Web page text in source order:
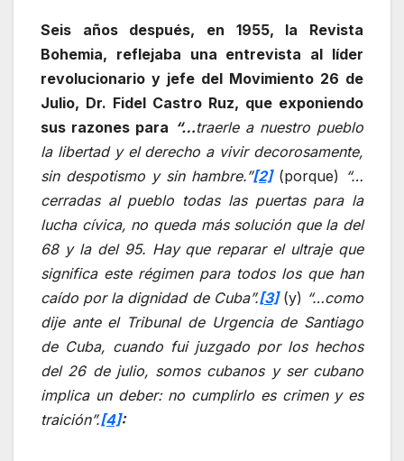
Seis años después, en 1955, la Revista
Bohemia, reflejaba una entrevista al líder
revolucionario y jefe del Movimiento 26 de
Julio, Dr. Fidel Castro Ruz, que exponiendo
sus razones para “…traerle a nuestro pueblo
la libertad y el derecho a vivir decorosamente,
sin despotismo y sin hambre.”[2] (porque) “…
cerradas al pueblo todas las puertas para la
lucha cívica, no queda más solución que la del
68 y la del 95. Hay que reparar el ultraje que
significa este régimen para todos los que han
caído por la dignidad de Cuba”.[3] (y) “…como
dije ante el Tribunal de Urgencia de Santiago
de Cuba, cuando fui juzgado por los hechos
del 26 de julio, somos cubanos y ser cubano
implica un deber: no cumplirlo es crimen y es
traición”.[4]: